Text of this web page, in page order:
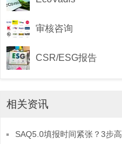
审核咨询
CSR/ESG报告
相关资讯
SAQ5.0填报时间紧张？3步高效完成法